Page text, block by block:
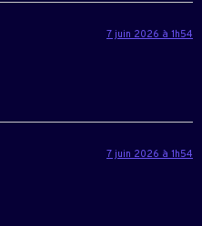
7 juin 2026 à 1h54
7 juin 2026 à 1h54